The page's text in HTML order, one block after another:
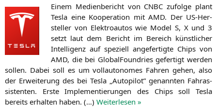
Einem Medi­en­be­richt von CNBC zufol­ge plant
Tes­la eine Koope­ra­ti­on mit AMD. Der US-Her­
stel­ler von Elek­tro­au­tos wie Model S, X und 3
setzt laut dem Bericht im Bereich künst­li­cher
Intel­li­genz auf spe­zi­ell ange­fer­tig­te Chips von
AMD, die bei Glo­bal­Found­ries gefer­tigt wer­den
sol­len. Dabei soll es um voll­au­to­no­mes Fah­ren gehen, also
der Erwei­te­rung des bei Tes­la „Auto­pi­lot” genann­ten Fahr­as­
sis­ten­ten. Ers­te Imple­men­tie­run­gen des Chips soll Tes­la
bereits erhal­ten haben. (…) Wei­ter­le­sen »